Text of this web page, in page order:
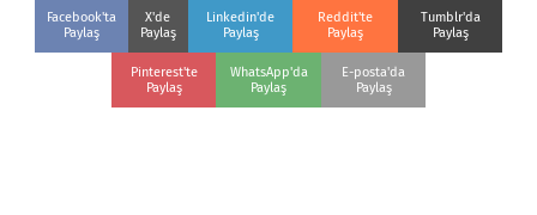
Facebook'ta
Paylaş
X'de
Paylaş
Linkedin'de
Paylaş
Reddit'te
Paylaş
Tumblr'da
Paylaş
Pinterest'te
Paylaş
WhatsApp'da
Paylaş
E-posta'da
Paylaş